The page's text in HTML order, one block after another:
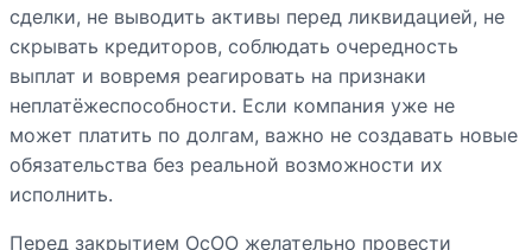
сделки, не выводить активы перед ликвидацией, не
скрывать кредиторов, соблюдать очередность
выплат и вовремя реагировать на признаки
неплатёжеспособности. Если компания уже не
может платить по долгам, важно не создавать новые
обязательства без реальной возможности их
исполнить.
Перед закрытием ОсОО желательно провести